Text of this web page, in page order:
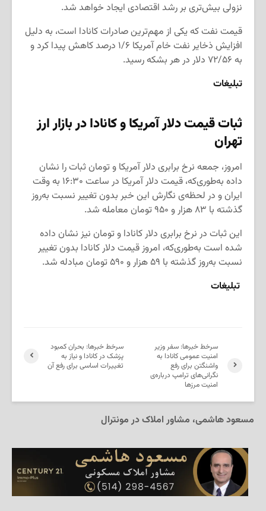
نزولی بیش‌تری بر رشد اقتصادی ایجاد خواهد شد.
قیمت نفت که یکی از مهم‌ترین صادرات کانادا است، به دلیل
افزایش ذخایر نفت خام آمریکا ۱/۶ درصد کاهش پیدا کرد و
به ۷۲/۵۶ دلار در هر بشکه رسید.
تبلیغات
ثبات قیمت دلار آمریکا و کانادا در بازار ارز
تهران
امروز، جمعه نرخ برابری دلار آمریکا و تومان ثبات را نشان
داده به‌طوری‌که، قیمت دلار آمریکا در ساعت ۱۶:۳۰ به وقت
ایران و در لحظه‌ی نگارش این خبر بدون تغییر نسبت به‌روز
گذشته با ۸۳ هزار و ۹۵۰ تومان معامله شد.
این ثبات در نرخ برابری دلار کانادا و تومان نیز نشان داده
شده است به‌طوری‌که، امروز قیمت دلار کانادا بدون تغییر
نسبت به‌روز گذشته با ۵۹ هزار و ۵۹۰ تومان مبادله شد.
تبلیغات
سرخط خبرها: بحران کمبود
پزشک در کانادا و نیاز به
تغییرات اساسی برای رفع آن
سرخط خبرها: سفر وزیر
امنیت عمومی کانادا به
واشنگتن برای رفع
نگرانی‌های ترامپ درباره‌ی
امنیت مرزها
مسعود هاشمی، مشاور املاک در مونترال